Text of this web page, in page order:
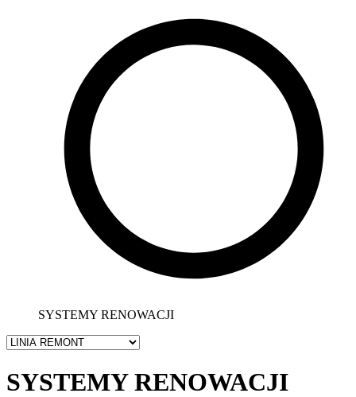
SYSTEMY RENOWACJI
SYSTEMY RENOWACJI